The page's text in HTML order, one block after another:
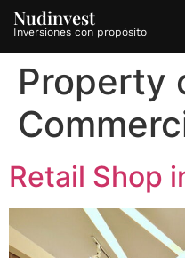
Nudinvest
Inversiones con propósito
Property
Retail Shop